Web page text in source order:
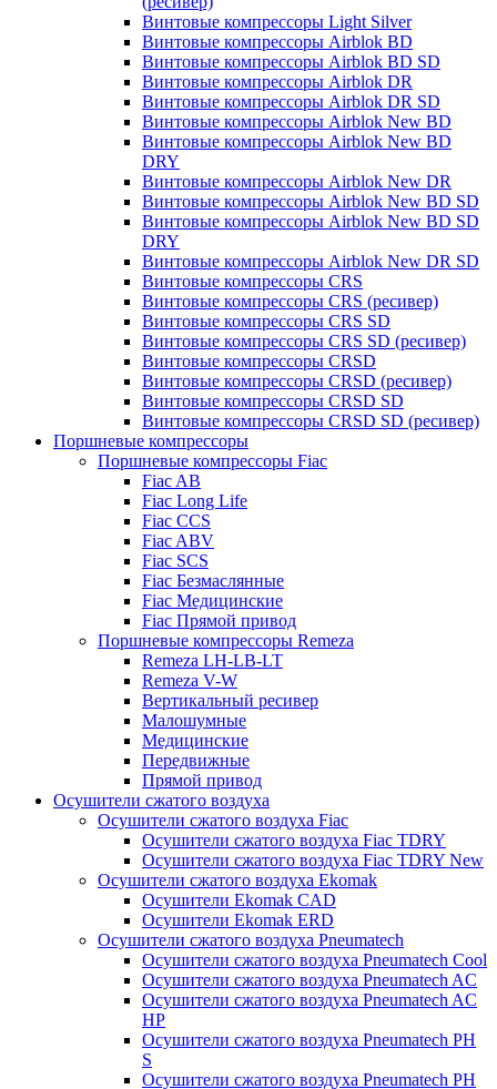
Винтовые компрессоры Light Silver
Винтовые компрессоры Airblok BD
Винтовые компрессоры Airblok BD SD
Винтовые компрессоры Airblok DR
Винтовые компрессоры Airblok DR SD
Винтовые компрессоры Airblok New BD
Винтовые компрессоры Airblok New BD
DRY
Винтовые компрессоры Airblok New DR
Винтовые компрессоры Airblok New BD SD
Винтовые компрессоры Airblok New BD SD
DRY
Винтовые компрессоры Airblok New DR SD
Винтовые компрессоры CRS
Винтовые компрессоры CRS (ресивер)
Винтовые компрессоры CRS SD
Винтовые компрессоры CRS SD (ресивер)
Винтовые компрессоры CRSD
Винтовые компрессоры CRSD (ресивер)
Винтовые компрессоры CRSD SD
Винтовые компрессоры CRSD SD (ресивер)
Поршневые компрессоры
Поршневые компрессоры Fiac
Fiac AB
Fiac Long Life
Fiac CCS
Fiac ABV
Fiac SCS
Fiac Безмаслянные
Fiac Медицинские
Fiac Прямой привод
Поршневые компрессоры Remeza
Remeza LH-LB-LT
Remeza V-W
Вертикальный ресивер
Малошумные
Медицинские
Передвижные
Прямой привод
Осушители сжатого воздуха
Осушители сжатого воздуха Fiac
Осушители сжатого воздуха Fiac TDRY
Осушители сжатого воздуха Fiac TDRY New
Осушители сжатого воздуха Ekomak
Осушители Ekomak CAD
Осушители Ekomak ERD
Осушители сжатого воздуха Pneumatech
Осушители сжатого воздуха Pneumatech Cool
Осушители сжатого воздуха Pneumatech AC
Осушители сжатого воздуха Pneumatech AC
HP
Осушители сжатого воздуха Pneumatech PH
S
Осушители сжатого воздуха Pneumatech PH